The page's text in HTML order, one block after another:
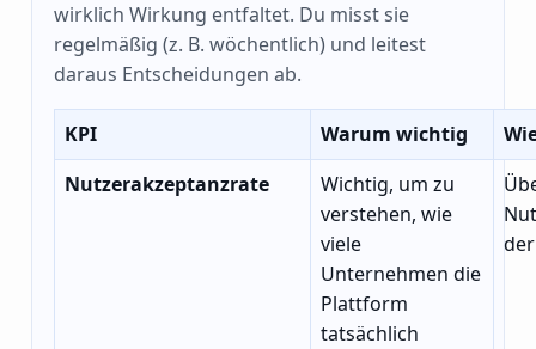
wirklich Wirkung entfaltet. Du misst sie
regelmäßig (z. B. wöchentlich) und leitest
daraus Entscheidungen ab.
KPI Warum wichtig
Nutzerakzeptanzrate
Wichtig, um zu
verstehen, wie
viele
Unternehmen die
Plattform
tatsächlich